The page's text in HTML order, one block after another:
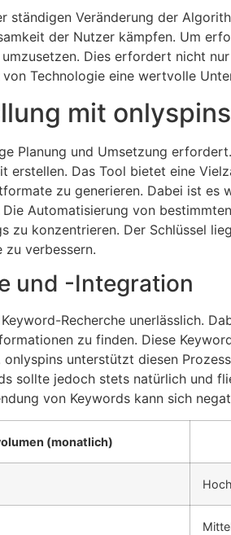
Veränderung der
der Nutzer kämpfen. Um
Dies erfordert nicht
Technologie eine wertvolle
mit onlyspins
Planung und Umsetzung
Das Tool bietet eine
zu generieren. Dabei ist es
Automatisierung von
konzentrieren. Der Schlüssel
verbessern.
und -Integration
Recherche unerlässlich.
zu finden. Diese
unterstützt diesen
sollte jedoch stets natürlich und
von Keywords kann sich
(monatlich)
Hoch